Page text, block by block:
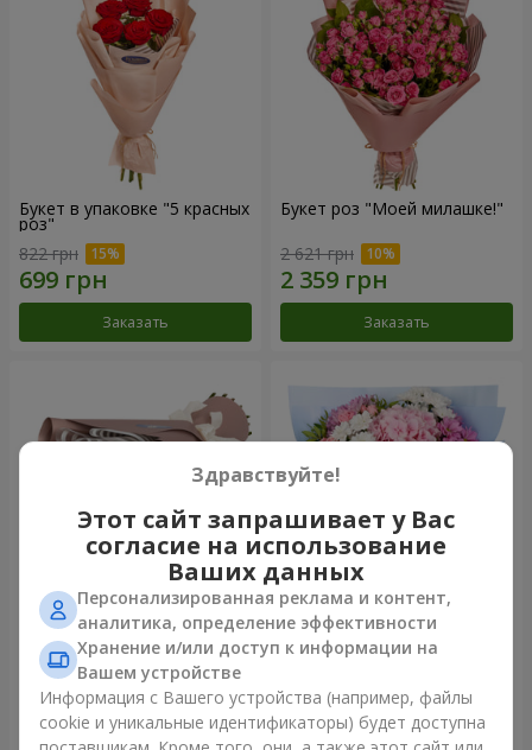
Букет в упаковке "5 красных
роз"
822 грн
Заказать
Букет роз "Моей милашке!"
2 621 грн
Заказать
Букет "7 розовых роз!"
999 грн
Заказать
Романтический букет
"Небеса"
Заказать
Здравствуйте!
Этот сайт запрашивает у Вас
согласие на использование
Ваших данных
Персонализированная реклама и контент,
аналитика, определение эффективности
Хранение и/или доступ к информации на
Вашем устройстве
Информация с Вашего устройства (например, файлы
cookie и уникальные идентификаторы) будет доступна